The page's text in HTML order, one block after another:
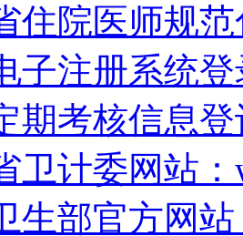
住院医师规
子注册系统
期考核信息
卫计委网站：
生部官方网站